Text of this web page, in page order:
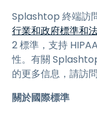
Splashtop 終端訪
行業和政府標準和
2 標準，支持
性。有關
的更多信息，請訪
關於國際標準